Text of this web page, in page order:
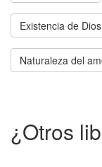
Existencia de Dios
Naturaleza del
¿Otros